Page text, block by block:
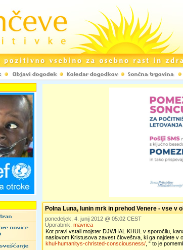
Polna Luna, lunin mrk in prehod Venere - vse v
ponedeljek, 4. junij 2012 @ 05:02 CEST
Uporabnik: mavrica
Kot pravi vstali mojster DJWHAL KHUL v sporočilu,
naslovom Kristusova zavest človeštva, ki ga najdete v
khul-humanitys-christed-consciousness/ , “ to je